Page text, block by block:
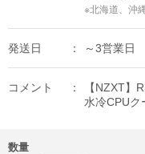
※北海道、沖
発送日 ～3営業日
コメント
【NZXT
水冷CPU
数量